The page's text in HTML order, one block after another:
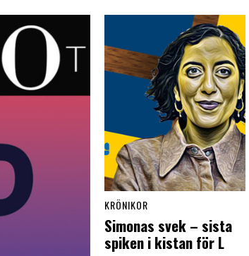
KRÖNIKOR
Simonas svek – sista
spiken i kistan för L